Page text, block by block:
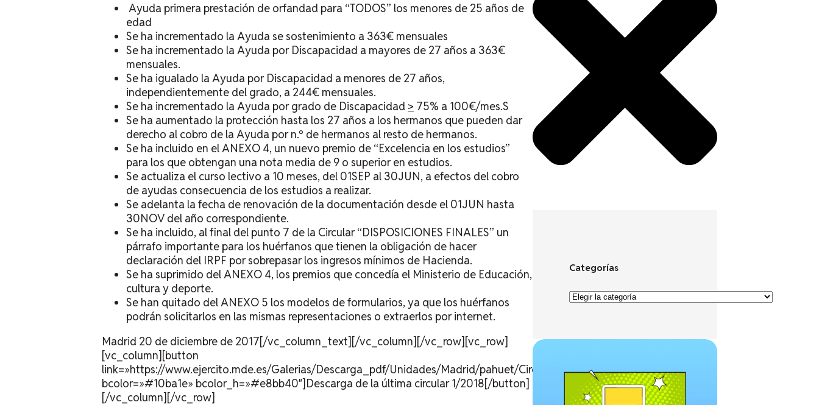
Ayuda primera prestación de orfandad para “TODOS” los menores de 25 años de
edad
Se ha incrementado la Ayuda se sostenimiento a 363€ mensuales
Se ha incrementado la Ayuda por Discapacidad a mayores de 27 años a 363€
mensuales.
Se ha igualado la Ayuda por Discapacidad a menores de 27 años,
independientemente del grado, a 244€ mensuales.
Se ha incrementado la Ayuda por grado de Discapacidad > 75% a 100€/mes.S
Se ha aumentado la protección hasta los 27 años a los hermanos que pueden dar
derecho al cobro de la Ayuda por n.º de hermanos al resto de hermanos.
Se ha incluido en el ANEXO 4, un nuevo premio de “Excelencia en los estudios”
para los que obtengan una nota media de 9 o superior en estudios.
Se actualiza el curso lectivo a 10 meses, del 01SEP al 30JUN, a efectos del cobro
de ayudas consecuencia de los estudios a realizar.
Se adelanta la fecha de renovación de la documentación desde el 01JUN hasta
30NOV del año correspondiente.
Se ha incluido, al final del punto 7 de la Circular “DISPOSICIONES FINALES” un
párrafo importante para los huérfanos que tienen la obligación de hacer
declaración del IRPF por sobrepasar los ingresos mínimos de Hacienda.
Se ha suprimido del ANEXO 4, los premios que concedía el Ministerio de Educación,
cultura y deporte.
Se han quitado del ANEXO 5 los modelos de formularios, ya que los huérfanos
podrán solicitarlos en las mismas representaciones o extraerlos por internet.
Madrid 20 de diciembre de 2017[/vc_column_text][/vc_column][/vc_row][vc_row]
[vc_column][button
link=»https://www.ejercito.mde.es/Galerias/Descarga_pdf/Unidades/Madrid/pahuet/Circular.pdf»
bcolor=»#10ba1e» bcolor_h=»#e8bb40″]Descarga de la última circular 1/2018[/button]
[/vc_column][/vc_row]
Categorías